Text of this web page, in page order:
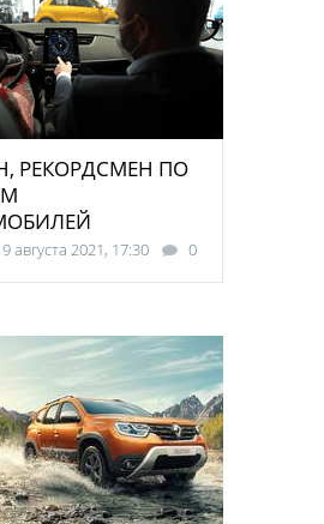
РЕКОРДСМЕН ПО
августа 2021, 17:30 0